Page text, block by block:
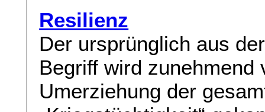
Resilienz
Der ursprünglich aus
Begriff wird
Umerziehung der